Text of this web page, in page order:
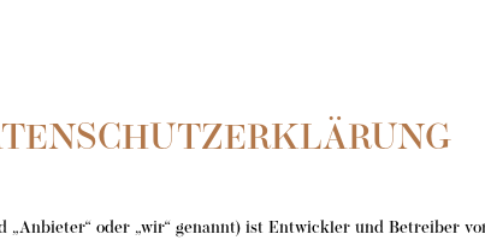
„Anbieter“ oder „wir“ genannt) ist Entwickler und Betreiber